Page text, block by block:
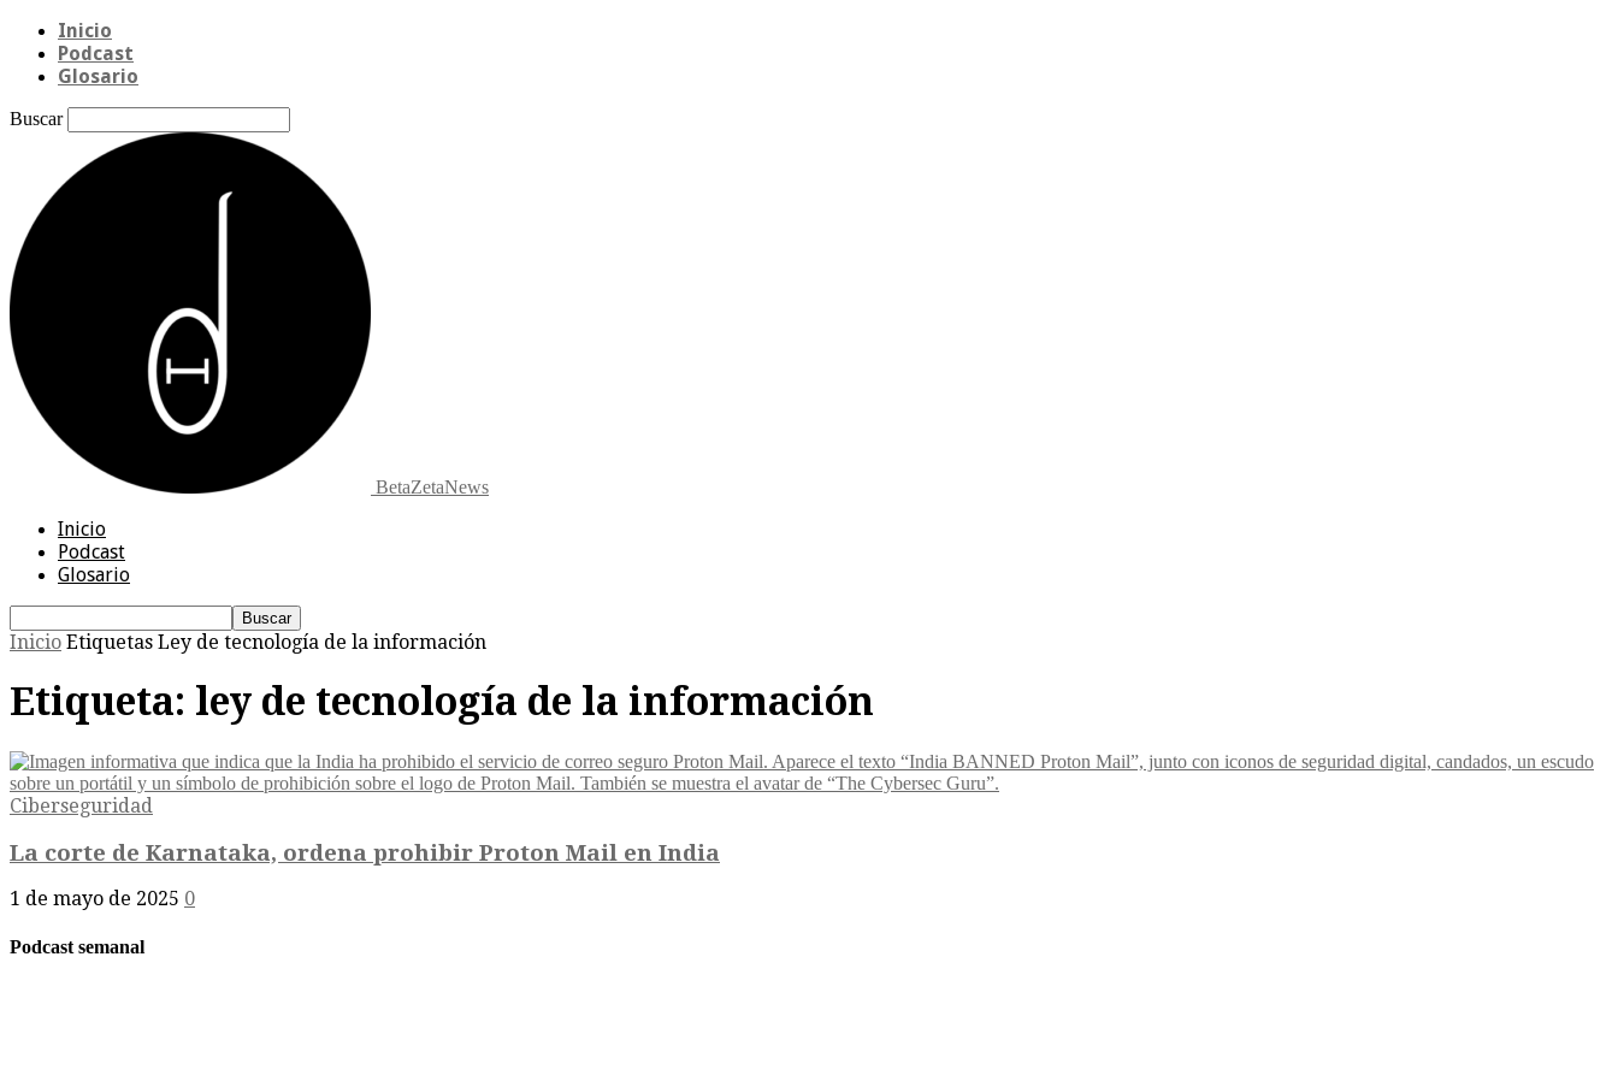
Inicio
Podcast
Glosario
Buscar
BetaZetaNews
Inicio
Podcast
Glosario
Inicio Etiquetas Ley de tecnología de la información
Etiqueta: ley de tecnología de la información
Ciberseguridad
La corte de Karnataka, ordena prohibir Proton Mail en India
1 de mayo de 2025 0
Podcast semanal